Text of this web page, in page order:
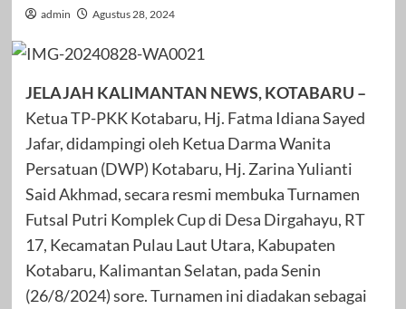
admin Agustus 28, 2024
JELAJAH KALIMANTAN NEWS, KOTABARU –
Ketua TP-PKK Kotabaru, Hj. Fatma Idiana Sayed
Jafar, didampingi oleh Ketua Darma Wanita
Persatuan (DWP) Kotabaru, Hj. Zarina Yulianti
Said Akhmad, secara resmi membuka Turnamen
Futsal Putri Komplek Cup di Desa Dirgahayu, RT
17, Kecamatan Pulau Laut Utara, Kabupaten
Kotabaru, Kalimantan Selatan, pada Senin
(26/8/2024) sore. Turnamen ini diadakan sebagai